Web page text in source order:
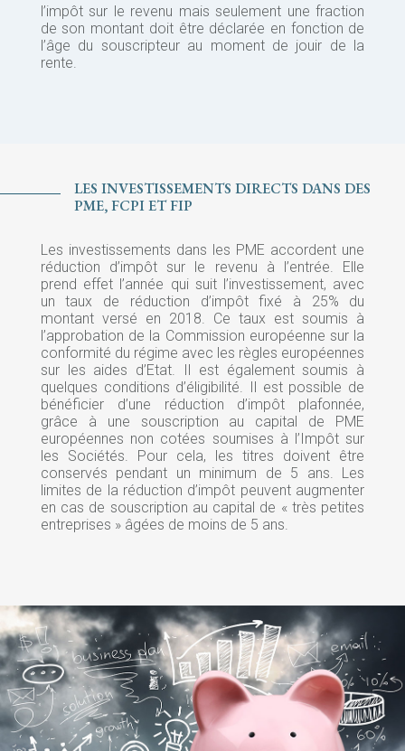
l’impôt sur le revenu mais seulement une fraction
de son montant doit être déclarée en fonction de
l’âge du souscripteur au moment de jouir de la
rente.
LES INVESTISSEMENTS DIRECTS DANS DES
PME, FCPI ET FIP
Les investissements dans les PME accordent une
réduction d’impôt sur le revenu à l’entrée. Elle
prend effet l’année qui suit l’investissement, avec
un taux de réduction d’impôt fixé à 25% du
montant versé en 2018. Ce taux est soumis à
l’approbation de la Commission européenne sur la
conformité du régime avec les règles européennes
sur les aides d’Etat. Il est également soumis à
quelques conditions d’éligibilité. Il est possible de
bénéficier d’une réduction d’impôt plafonnée,
grâce à une souscription au capital de PME
européennes non cotées soumises à l’Impôt sur
les Sociétés. Pour cela, les titres doivent être
conservés pendant un minimum de 5 ans. Les
limites de la réduction d’impôt peuvent augmenter
en cas de souscription au capital de « très petites
entreprises » âgées de moins de 5 ans.